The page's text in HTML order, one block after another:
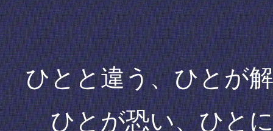
ひとと違う、ひとが
ひとが恐い、ひと